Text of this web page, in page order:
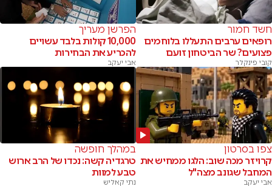
חשד חמור
רופאים ערבים התעללו בלוחמים
פצועים? שר הביטחון זועם
קובי פינקלר
הפרשן מעריך
10,000 קולות בלבד עשויים
להכריע את הבחירות
אבי יעקב
צפו בסרטון
קרויזר מכה שוב: הלגו ממחיש את
המחבל שגונב מצה"ל
אבי יעקב
במהלך חופשה
טרגדיה קשה: נכדו של הרב ארוש
טבע למוות
נתי קאליש